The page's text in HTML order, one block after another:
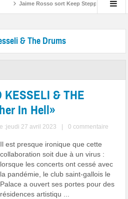
Jaime Rosso sort Keep Stepping, son
& The Drums
KESSELI & THE
In Hell»
:jeudi 27 avril 2023 0 commentaire
Il est presque ironique que cette
collaboration soit due à un virus :
lorsque les concerts ont cessé avec
la pandémie, le club saint-gallois le
Palace a ouvert ses portes pour des
résidences artistiqu ...